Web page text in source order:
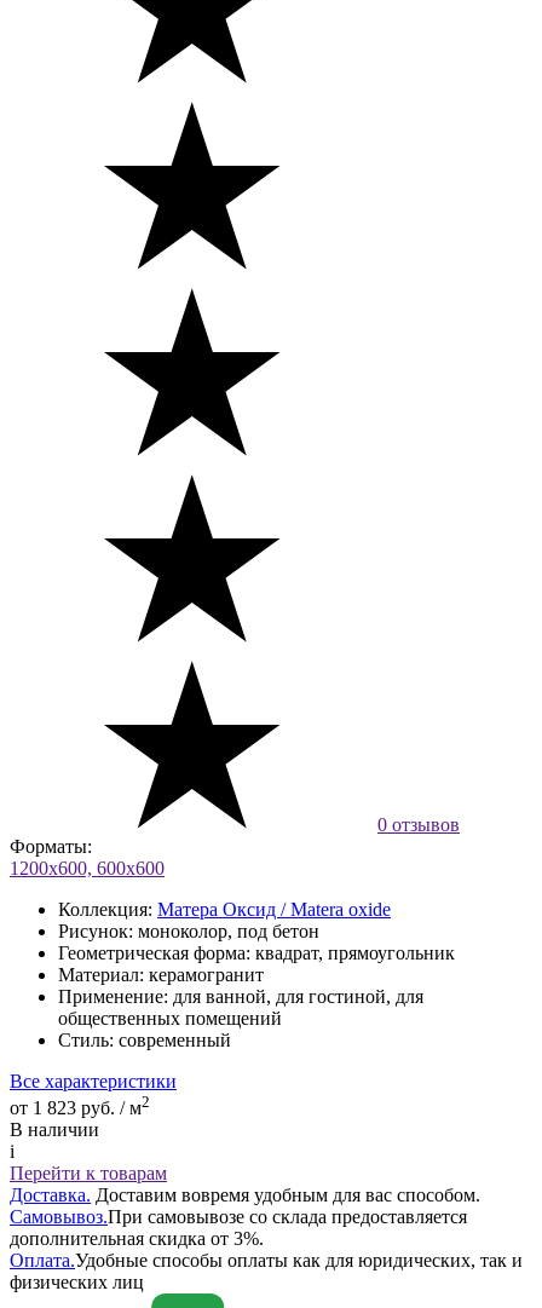
0 отзывов
Форматы:
1200х600, 600х600
Коллекция: Матера Оксид / Matera oxide
Рисунок: моноколор, под бетон
Геометрическая форма: квадрат, прямоугольник
Материал: керамогранит
Применение: для ванной, для гостиной, для
общественных помещений
Стиль: современный
Все характеристики
от 1 823 руб. / м2
В наличии
i
Перейти к товарам
Доставка. Доставим вовремя удобным для вас способом.
Самовывоз.При самовывозе со склада предоставляется
дополнительная скидка от 3%.
Оплата.Удобные способы оплаты как для юридических, так и
физических лиц